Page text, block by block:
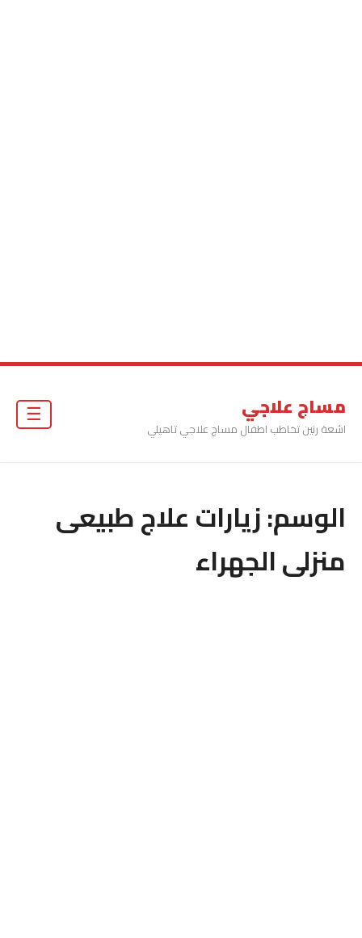
مساج علاجي
اشعة رنين تخاطب اطفال مساج علاجي تاهيلي
الوسم:زيارات علاج طبيعى
منزلى الجهراء